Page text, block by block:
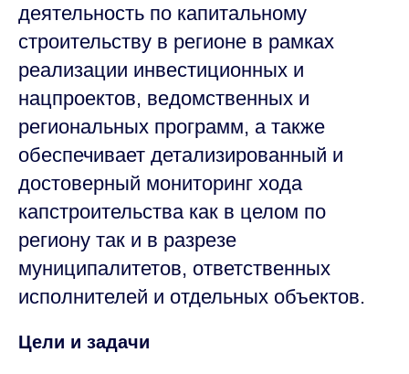
деятельность по капитальному
строительству в регионе в рамках
реализации инвестиционных и
нацпроектов, ведомственных и
региональных программ, а также
обеспечивает детализированный и
достоверный мониторинг хода
капстроительства как в целом по
региону так и в разрезе
муниципалитетов, ответственных
исполнителей и отдельных объектов.
Цели и задачи